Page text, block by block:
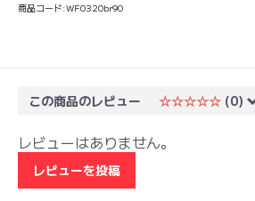
商品コード:WF0320br90
この商品のレビュー ☆☆☆☆☆ (0)
レビューはありません。
レビューを投稿